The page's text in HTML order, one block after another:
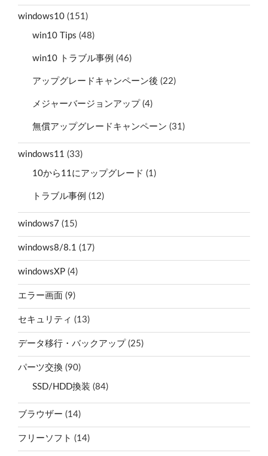
windows10 (151)
win10 Tips (48)
win10 トラブル事例 (46)
アップグレードキャンペーン後 (22)
メジャーバージョンアップ(4)
無償アップグレードキャンペーン (31)
windows11 (33)
10から11にアップグレード (1)
トラブル事例 (12)
windows7 (15)
windows8/8.1 (17)
windowsXP (4)
エラー画面 (9)
セキュリティ (13)
データ移行・バックアップ (25)
パーツ交換 (90)
SSD/HDD換装 (84)
ブラウザー (14)
フリーソフト (14)